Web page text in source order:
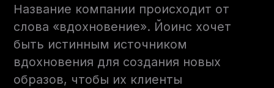
Название компании происходит от
слова «вдохновение». Йоинс хочет
быть истинным источником
вдохновения для создания новых
образов, чтобы их клиенты